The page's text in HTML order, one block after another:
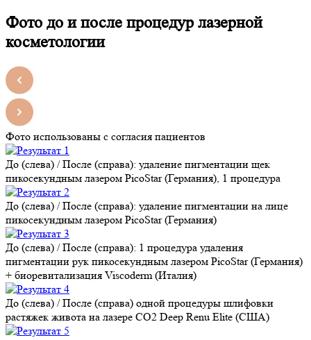
Фото до и после процедур лазерной
косметологии
Фото использованы с согласия пациентов
До (слева) / После (справа): удаление пигментации щек
пикосекундным лазером PicoStar (Германия), 1 процедура
До (слева) / После (справа): удаление пигментации на лице
пикосекундным лазером PicoStar (Германия)
До (слева) / После (справа): 1 процедура удаления
пигментации рук пикосекундным лазером PicoStar (Германия)
+ биоревитализация Viscoderm (Италия)
До (слева) / После (справа) одной процедуры шлифовки
растяжек живота на лазере CO2 Deep Renu Elite (США)